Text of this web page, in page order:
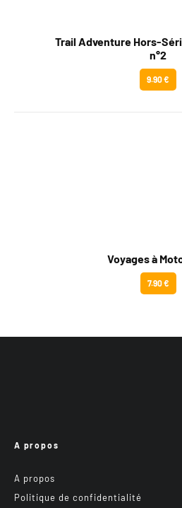
Trail Adventure Hors-
n°2
9.90 €
Voyages à
7.90 €
A propos
A propos
Politique de confidentialité